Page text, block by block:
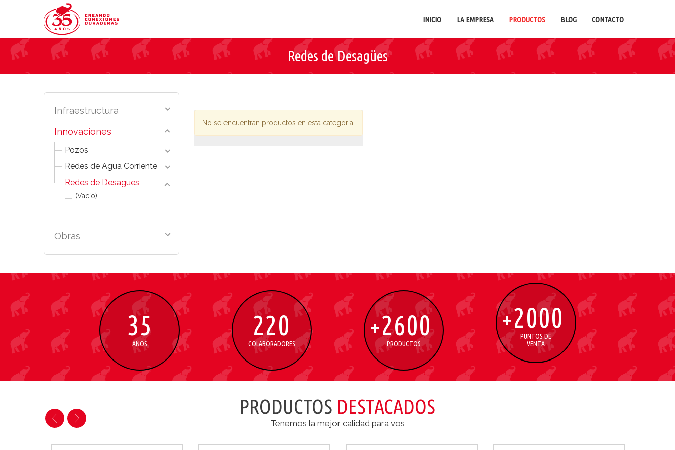
INICIO LA EMPRESA PRODUCTOS BLOG CONTACTO
Redes de Desagües
Infraestructura
Innovaciones
Pozos
Redes de Agua Corriente
Redes de Desagües
(Vacío)
Obras
No se encuentran productos en ésta categoría.
35
AÑOS
220
COLABORADORES
+2600
PRODUCTOS
+2000
PUNTOS DE
VENTA
PRODUCTOS DESTACADOS
Tenemos la mejor calidad para vos